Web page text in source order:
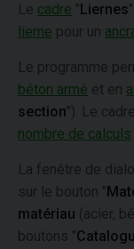
Le cadre "Liernes
lierne pour un
Le programme
béton armé et en
section"). Le
nombre de calculs
La fenêtre de
sur le bouton "
matériau (acier,
boutons "